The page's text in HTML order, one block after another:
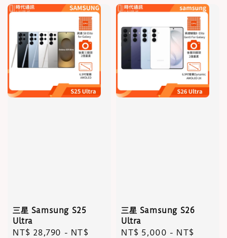
三星 Samsung S25
Ultra
Regular
NT$ 28,790 - NT$
三星 Samsung S26
Ultra
Regular
NT$ 5,000 - NT$